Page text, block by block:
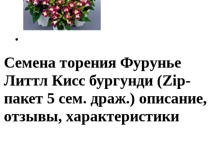
Семена торения Фурунье
Литтл Кисс бургунди (Zip-
пакет 5 сем. драж.) описание,
отзывы, характеристики